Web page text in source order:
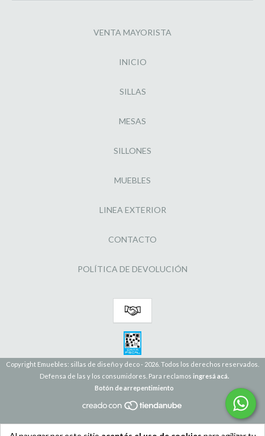
VENTA MAYORISTA
INICIO
SILLAS
MESAS
SILLONES
MUEBLES
LINEA EXTERIOR
CONTACTO
POLÍTICA DE DEVOLUCIÓN
Copyright Emuebles: sillas de diseño y deco - 2026. Todos los derechos reservados.
Defensa de las y los consumidores. Para reclamos ingresá acá.
Botón de arrepentimiento